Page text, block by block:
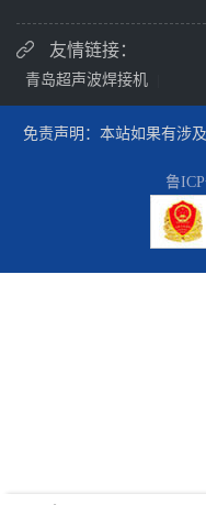
友情链接：
青岛超声波焊接机
免责声明：本站如果有涉
鲁